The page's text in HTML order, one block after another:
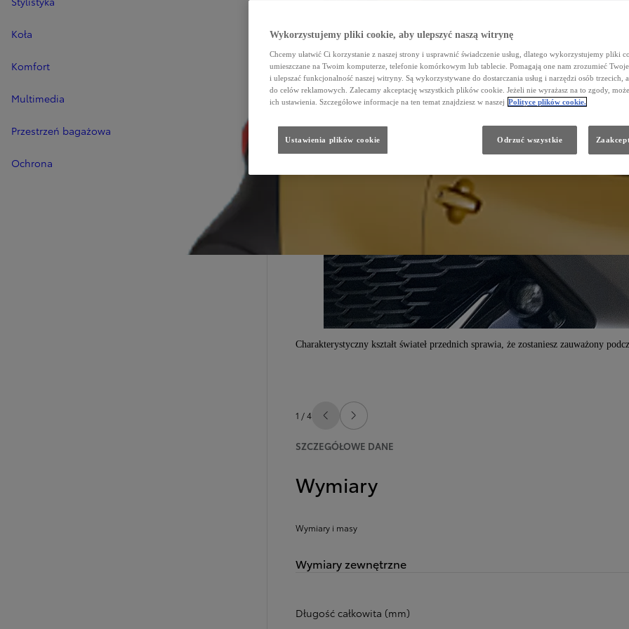
Koła
Komfort
Multimedia
Przestrzeń bagażowa
Ochrona
Charakterystyczny kształt świateł przednich sprawia, że zostaniesz zauważony
1 / 4 PoprzedniNastępny
SZCZEGÓŁOWE DANE
Wymiary
Wymiary i masy
Wymiary zewnętrzne
Długość całkowita (mm)
Wykorzystujemy pliki cookie, aby ulepszyć naszą witrynę
Chcemy ułatwić Ci korzystanie z naszej strony i usprawnić świadczenie usług, dlatego wykorzystujemy pliki
umieszczane na Twoim komputerze, telefonie komórkowym lub tablecie. Pomagają one nam zrozumieć
i ulepszać funkcjonalność naszej witryny. Są wykorzystywane do dostarczania usług i narzędzi osób trzecich, a
do celów reklamowych. Zalecamy akceptację wszystkich plików cookie. Jeżeli nie wyrażasz na to zgody,
ich ustawienia. Szczegółowe informacje na ten temat znajdziesz w naszej Polityce plików cookie.
Ustawienia plików cookie Odrzuć wszystkie